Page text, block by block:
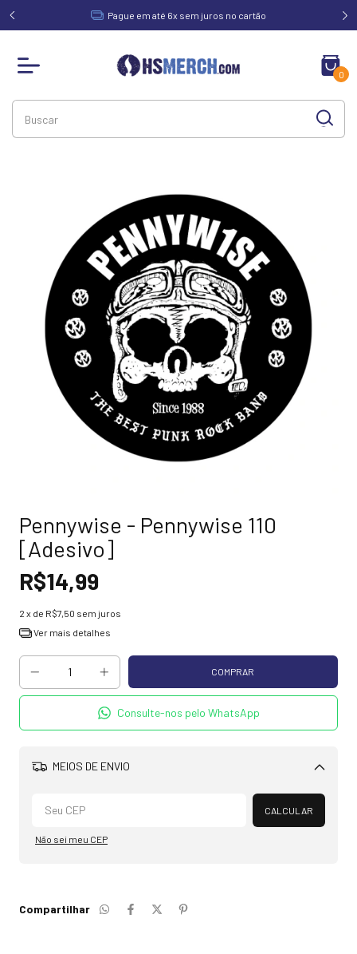
de Pague em até 6x sem juros no cartão
0
Pennywise - Pennywise 110
[Adesivo]
R$14,99
2 x de R$7,50 sem juros
Ver mais detalhes
Consulte-nos pelo WhatsApp
MEIOS DE ENVIO
Alterar CEP
CALCULAR
Não sei meu CEP
Compartilhar